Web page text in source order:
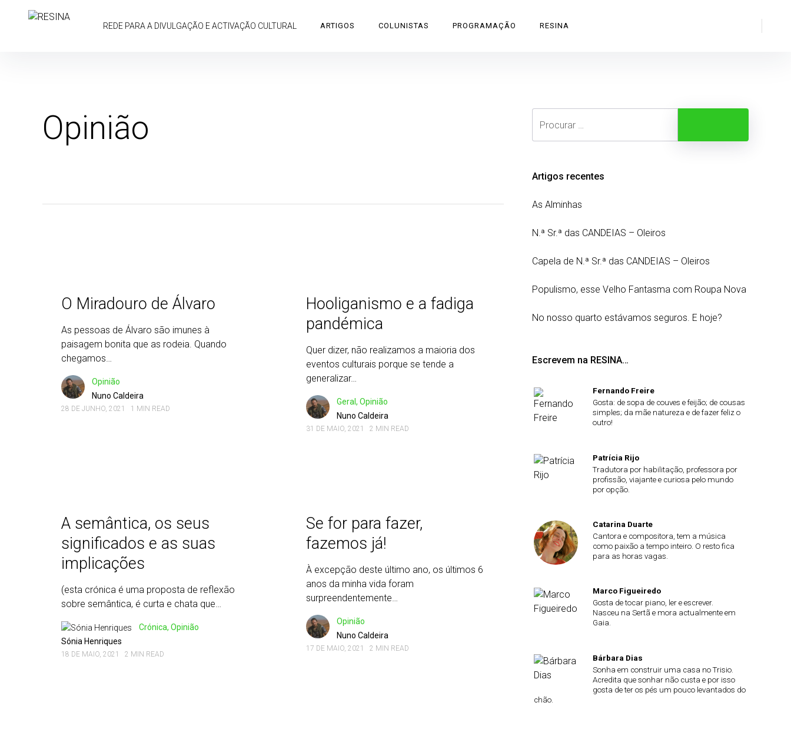
REDE PARA A DIVULGAÇÃO E ACTIVAÇÃO CULTURAL ARTIGOS COLUNISTAS PROGRAMAÇÃO RESINA
Opinião
O Miradouro de Álvaro
As pessoas de Álvaro são imunes à
paisagem bonita que as rodeia. Quando
chegamos…
Opinião
Nuno Caldeira
28 DE JUNHO, 2021 1 MIN READ
Hooliganismo e a fadiga
pandémica
Quer dizer, não realizamos a maioria dos
eventos culturais porque se tende a
generalizar…
Geral, Opinião
Nuno Caldeira
31 DE MAIO, 2021 2 MIN READ
A semântica, os seus
significados e as suas
implicações
(esta crónica é uma proposta de reflexão
sobre semântica, é curta e chata que…
Crónica, Opinião
Sónia Henriques
18 DE MAIO, 2021 2 MIN READ
Se for para fazer,
fazemos já!
À excepção deste último ano, os últimos 6
anos da minha vida foram
surpreendentemente…
Opinião
Nuno Caldeira
17 DE MAIO, 2021 2 MIN READ
Artigos recentes
As Alminhas
N.ª Sr.ª das CANDEIAS – Oleiros
Capela de N.ª Sr.ª das CANDEIAS – Oleiros
Populismo, esse Velho Fantasma com Roupa Nova
No nosso quarto estávamos seguros. E hoje?
Escrevem na RESINA…
Fernando Freire
Gosta: de sopa de couves e feijão; de cousas
simples; da mãe natureza e de fazer feliz o
outro!
Patrícia Rijo
Tradutora por habilitação, professora por
profissão, viajante e curiosa pelo mundo
por opção.
Catarina Duarte
Cantora e compositora, tem a música
como paixão a tempo inteiro. O resto fica
para as horas vagas.
Marco Figueiredo
Gosta de tocar piano, ler e escrever.
Nasceu na Sertã e mora actualmente em
Gaia.
Bárbara Dias
Sonha em construir uma casa no Trisio.
Acredita que sonhar não custa e por isso
gosta de ter os pés um pouco levantados do
chão.